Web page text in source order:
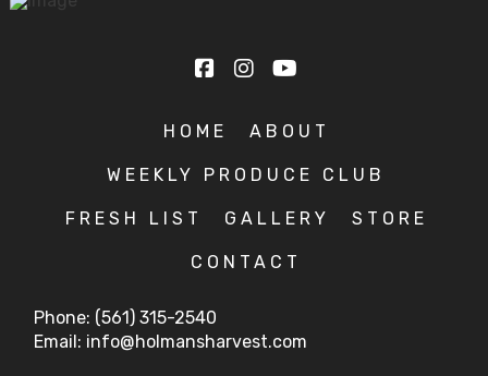
HOME ABOUT
WEEKLY PRODUCE CLUB
FRESH LIST GALLERY STORE
CONTACT
Phone: (561) 315-2540
Email: info@holmansharvest.com